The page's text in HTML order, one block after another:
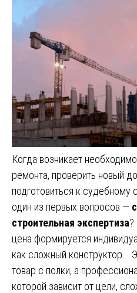
Когда возникает
ремонта, проверить новый
подготовиться к судебному
один из первых вопросов —
строительная экспертиза?
цена формируется
как сложный конструктор.
товар с полки, а
которой зависит от цели,